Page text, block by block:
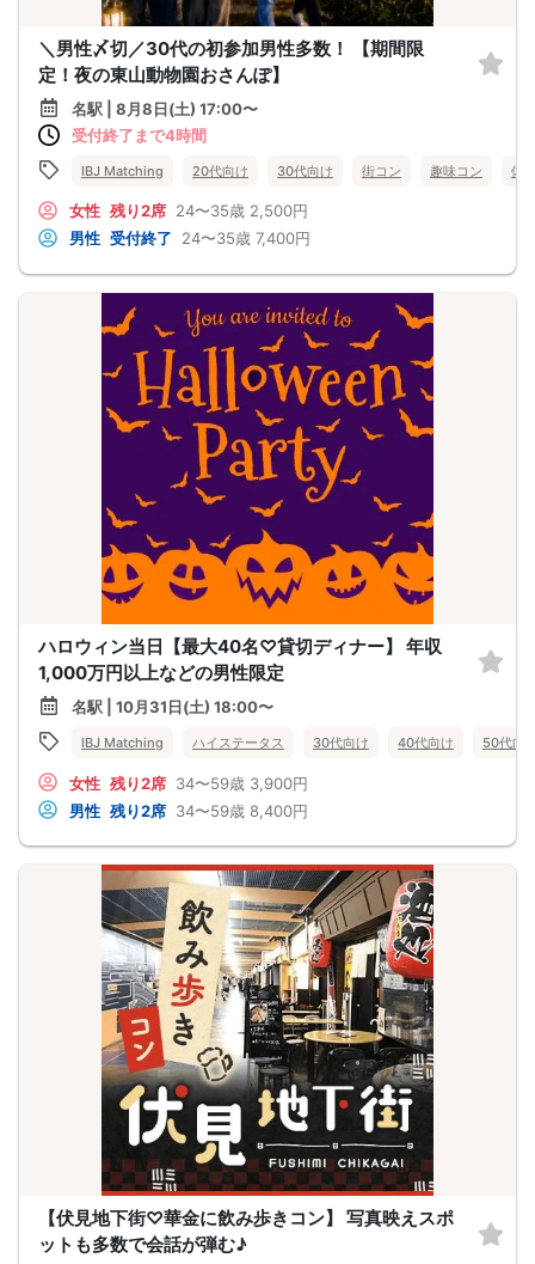
＼男性〆切／30代の初参加男性多数！ 【期間限
定！夜の東山動物園おさんぽ】
名駅 | 8月8日(土) 17:00〜
受付終了まで4時間
IBJ Matching 20代向け 30代向け 街コン 趣味コン 体
女性 残り2席 24〜35歳 2,500円
男性 受付終了 24〜35歳 7,400円
ハロウィン当日【最大40名♡貸切ディナー】 年収
1,000万円以上などの男性限定
名駅 | 10月31日(土) 18:00〜
IBJ Matching ハイステータス 30代向け 40代向け 50代向
女性 残り2席 34〜59歳 3,900円
男性 残り2席 34〜59歳 8,400円
【伏見地下街♡華金に飲み歩きコン】 写真映えスポ
ットも多数で会話が弾む♪